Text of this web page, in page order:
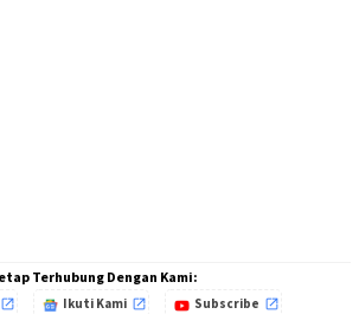
Terhubung Dengan Kami:
Ikuti Kami Subscribe